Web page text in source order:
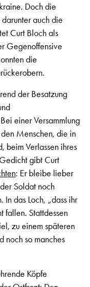
Doch die
auch die
Curt Bloch als
Gegenoffensive
die
der Besatzung
einer Versammlung
Menschen, die in
beim Verlassen ihres
gibt Curt
: Er bleibe lieber
Soldat noch
das Loch, „dass ihr
fallen. Stattdessen
zu einem späteren
noch so manches
Köpfe